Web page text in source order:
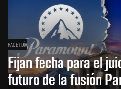
HACE 1 DÍA
Fijan fecha para el
futuro de la fusión